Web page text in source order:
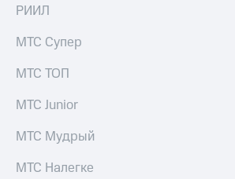
Собрания
акционеров
Личный
кабинет
Акционерный
Контроль
аудит
РИИЛ
МТС Супер
МТС ТОП
МТС Junior
МТС Мудрый
МТС Налегке